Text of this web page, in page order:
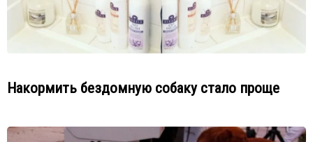
Накормить бездомную собаку стало проще